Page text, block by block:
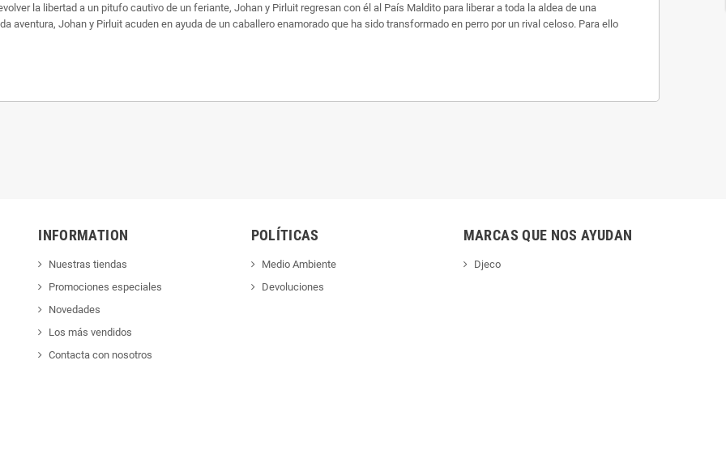
la libertad a un pitufo cautivo de un feriante, Johan y Pirluit regresan con él al País Maldito para liberar a toda la aldea de una
aventura, Johan y Pirluit acuden en ayuda de un caballero enamorado que ha sido transformado en perro por un rival celoso. Para ello
INFORMATION
Nuestras tiendas
Promociones especiales
Novedades
Los más vendidos
Contacta con nosotros
POLÍTICAS
Medio Ambiente
Devoluciones
MARCAS QUE NOS AYUDAN
Djeco